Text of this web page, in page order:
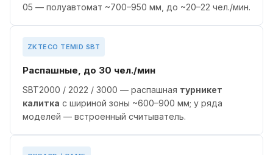
05 — полуавтомат ~700–950 мм, до ~20–22 чел./мин.
ZKTECO TEMID SBT
Распашные, до 30 чел./мин
SBT2000 / 2022 / 3000 — распашная турникет
калитка с шириной зоны ~600–900 мм; у ряда
моделей — встроенный считыватель.